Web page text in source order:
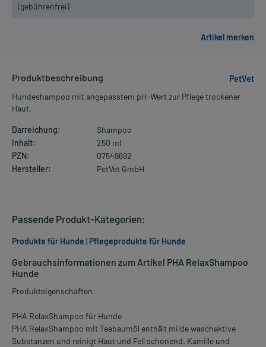
(gebührenfrei)
Produktbeschreibung
PetVet
Hundeshampoo mit angepasstem pH-Wert zur Pflege trockener
Haut.
Darreichung:
Shampoo
Inhalt:
250 ml
PZN:
07549692
Hersteller:
PetVet GmbH
Gebrauchsinformationen zum Artikel PHA RelaxShampoo
Hunde
Produkteigenschaften:
PHA RelaxShampoo für Hunde
PHA RelaxShampoo mit Teebaumöl enthält milde waschaktive
Substanzen und reinigt Haut und Fell schonend. Kamille und
Passende Produkt-Kategorien:
Produkte für Hunde | Pflegeprodukte für Hunde